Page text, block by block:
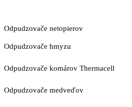
Odpudzovače netopierov
Odpudzovače hmyzu
Odpudzovače komárov Thermacell
Odpudzovače medveďov